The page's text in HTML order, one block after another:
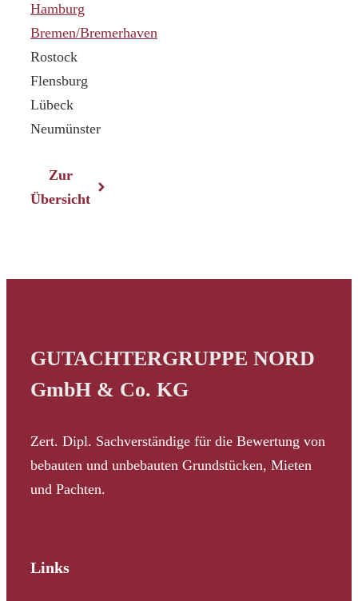
Hamburg
Bremen/Bremerhaven
Rostock
Flensburg
Lübeck
Neumünster
Zur
Übersicht
GUTACHTERGRUPPE NORD
GmbH & Co. KG
Zert. Dipl. Sachverständige für die Bewertung von
bebauten und unbebauten Grundstücken, Mieten
und Pachten.
Links